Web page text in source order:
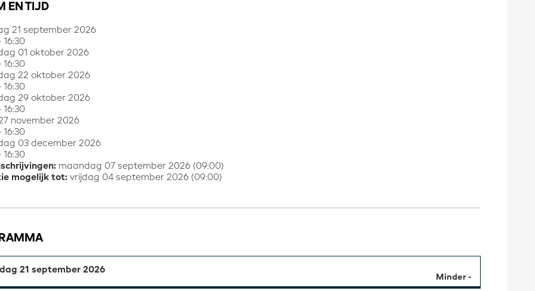
EN TIJD
21 september 2026
01 oktober 2026
22 oktober 2026
29 oktober 2026
november 2026
03 december 2026
maandag 07 september 2026 (09:00)
mogelijk tot: vrijdag 04 september 2026 (09:00)
21 september 2026